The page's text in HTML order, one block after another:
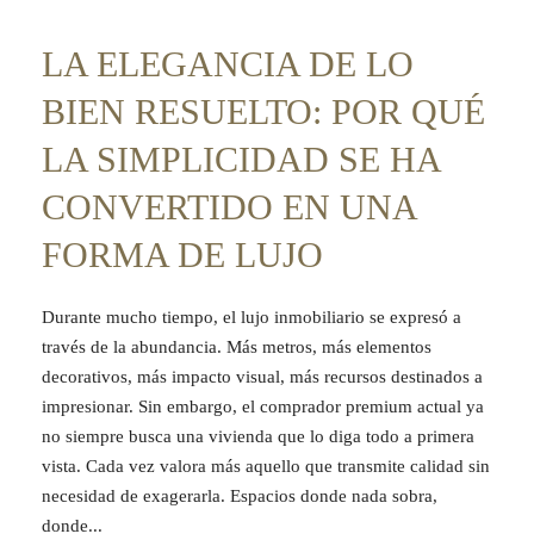
LA ELEGANCIA DE LO
BIEN RESUELTO: POR QUÉ
LA SIMPLICIDAD SE HA
CONVERTIDO EN UNA
FORMA DE LUJO
Durante mucho tiempo, el lujo inmobiliario se expresó a
través de la abundancia. Más metros, más elementos
decorativos, más impacto visual, más recursos destinados a
impresionar. Sin embargo, el comprador premium actual ya
no siempre busca una vivienda que lo diga todo a primera
vista. Cada vez valora más aquello que transmite calidad sin
necesidad de exagerarla. Espacios donde nada sobra,
donde...